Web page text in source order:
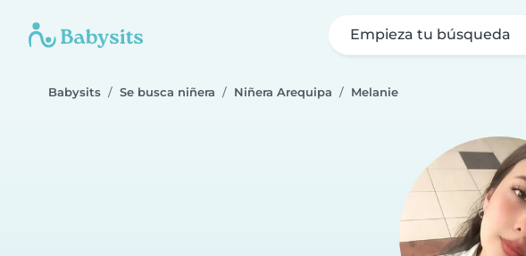
Empieza tu búsqueda
Babysits Se busca niñera Niñera Arequipa Melanie